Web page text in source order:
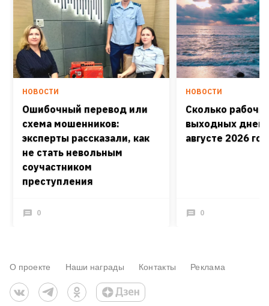
НОВОСТИ
Ошибочный перевод или
схема мошенников:
эксперты рассказали, как
не стать невольным
соучастником
преступления
0
НОВОСТИ
Сколько
выходных дней
августе 2026
0
О проекте Наши награды Контакты Реклама